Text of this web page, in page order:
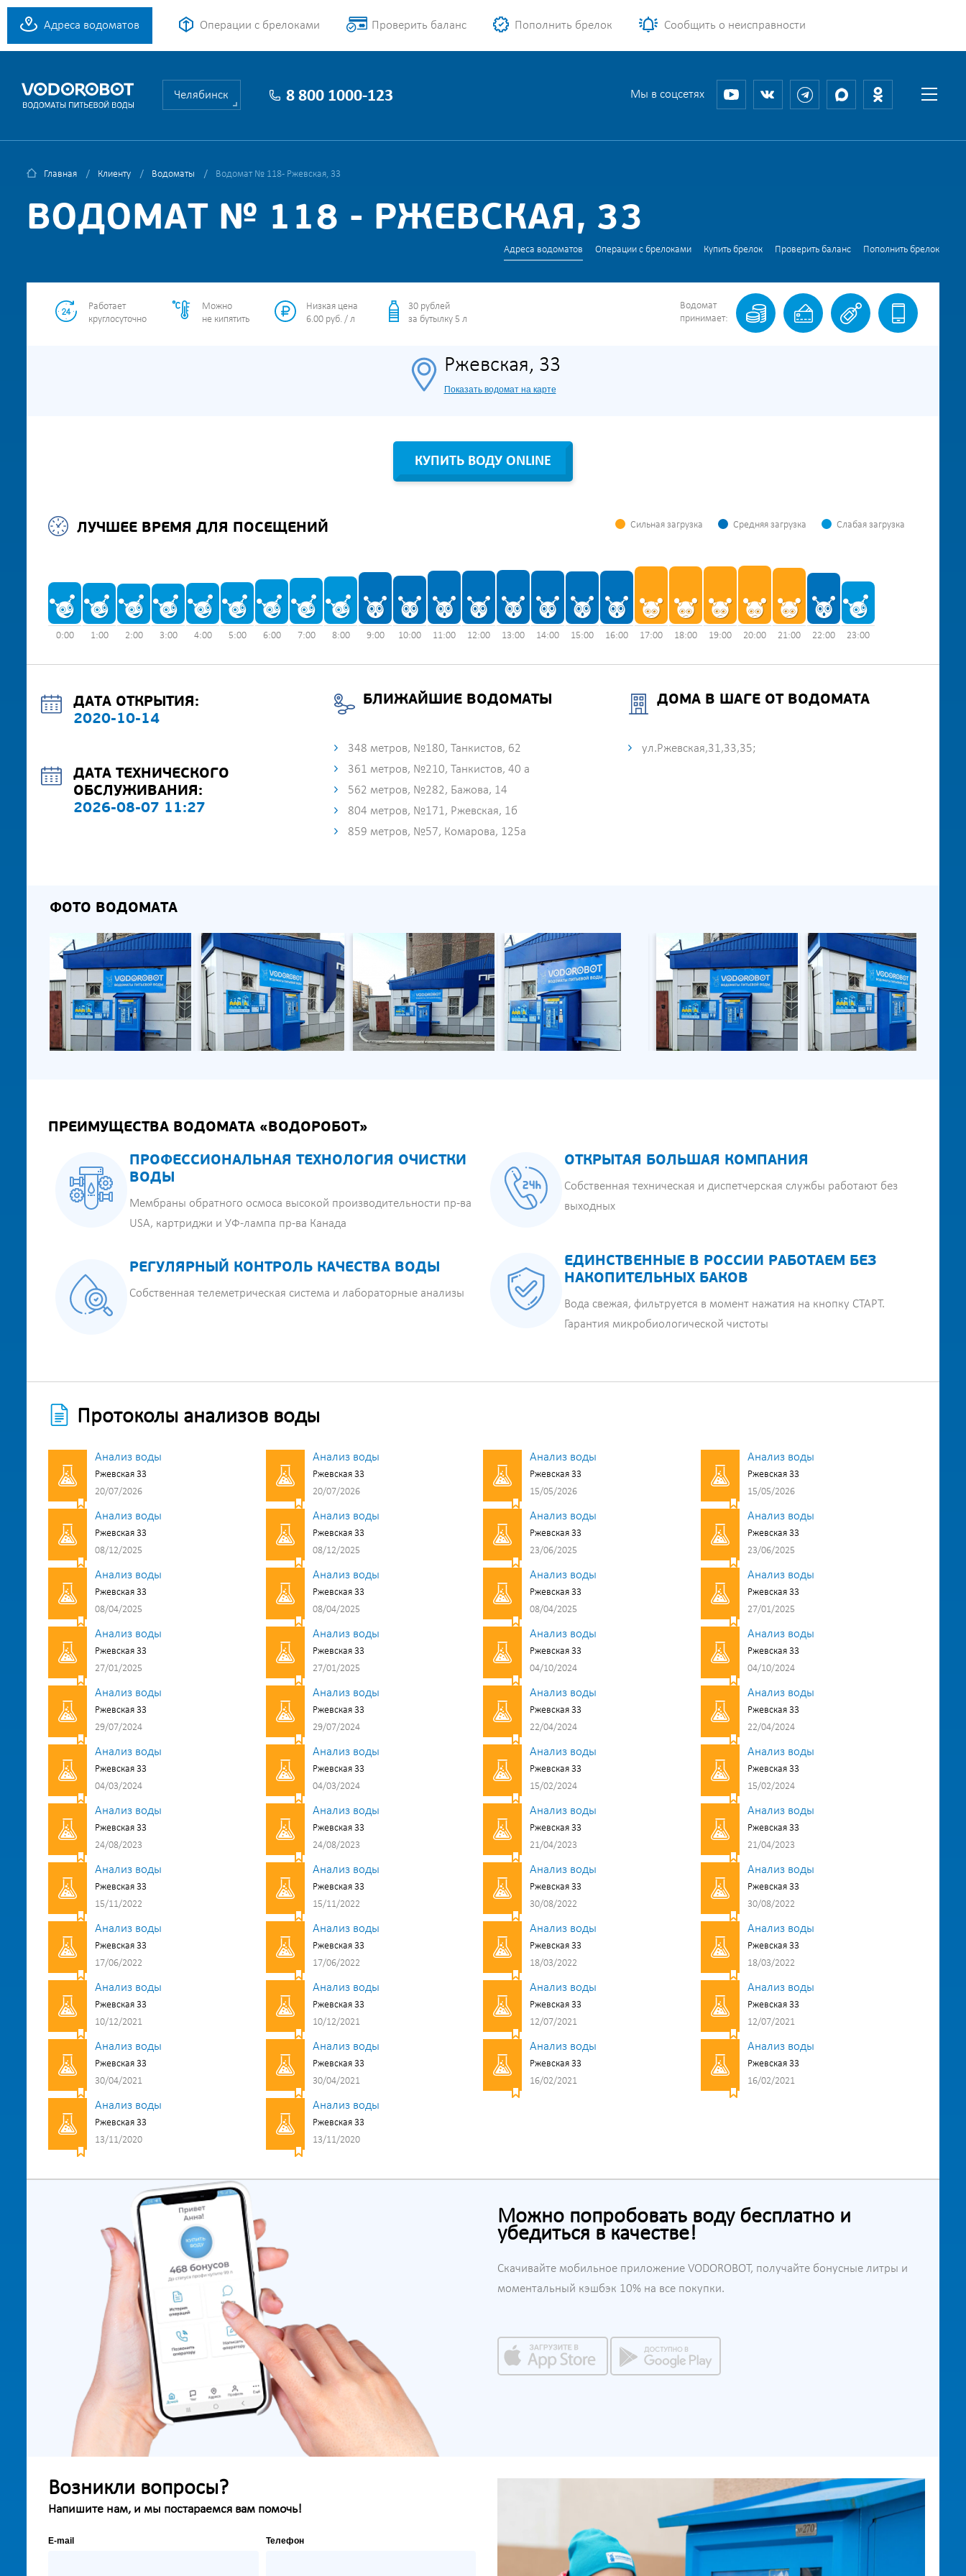
Адреса водоматов Операции с брелоками Проверить баланс Пополнить брелок Сообщить о неисправности
Челябинск 8 800 1000-123 Мы в соцсетях
Главная Клиенту Водоматы Водомат № 118 - Ржевская, 33
ВОДОМАТ № 118 - РЖЕВСКАЯ, 33
Адреса водоматов Операции с брелоками Купить брелок Проверить баланс Пополнить брелок
Работает
круглосуточно
Можно
не кипятить
Низкая цена
6.00 руб. / л
30 рублей
за бутылку 5 л
Водомат
принимает:
Ржевская, 33
Показать водомат на карте
КУПИТЬ ВОДУ ONLINE
ЛУЧШЕЕ ВРЕМЯ ДЛЯ ПОСЕЩЕНИЙ Сильная загрузка Средняя загрузка Слабая загрузка
0:00 1:00 2:00 3:00 4:00 5:00 6:00 7:00 8:00 9:00 10:00 11:00 12:00 13:00 14:00 15:00 16:00 17:00 18:00 19:00 20:00 21:00 22:00 23:00
ДАТА ОТКРЫТИЯ:
2020-10-14
ДАТА ТЕХНИЧЕСКОГО
ОБСЛУЖИВАНИЯ:
2026-08-07 11:27
БЛИЖАЙШИЕ ВОДОМАТЫ
348 метров, №180, Танкистов, 62
361 метров, №210, Танкистов, 40 а
562 метров, №282, Бажова, 14
804 метров, №171, Ржевская, 1б
859 метров, №57, Комарова, 125а
ДОМА В ШАГЕ ОТ ВОДОМАТА
ул.Ржевская,31,33,35;
ФОТО ВОДОМАТА
ПРЕИМУЩЕСТВА ВОДОМАТА «ВОДОРОБОТ»
ПРОФЕССИОНАЛЬНАЯ ТЕХНОЛОГИЯ ОЧИСТКИ
ВОДЫ
Мембраны обратного осмоса высокой производительности пр-ва
USA, картриджи и УФ-лампа пр-ва Канада
РЕГУЛЯРНЫЙ КОНТРОЛЬ КАЧЕСТВА ВОДЫ
Собственная телеметрическая система и лабораторные анализы
ОТКРЫТАЯ БОЛЬШАЯ КОМПАНИЯ
Собственная техническая и диспетчерская службы работают без
выходных
ЕДИНСТВЕННЫЕ В РОССИИ РАБОТАЕМ БЕЗ
НАКОПИТЕЛЬНЫХ БАКОВ
Вода свежая, фильтруется в момент нажатия на кнопку СТАРТ.
Гарантия микробиологической чистоты
Протоколы анализов воды
Анализ воды
Ржевская 33
20/07/2026
Анализ воды
Ржевская 33
20/07/2026
Анализ воды
Ржевская 33
15/05/2026
Анализ воды
Ржевская 33
15/05/2026
Анализ воды
Ржевская 33
08/12/2025
Анализ воды
Ржевская 33
08/12/2025
Анализ воды
Ржевская 33
23/06/2025
Анализ воды
Ржевская 33
23/06/2025
Анализ воды
Ржевская 33
08/04/2025
Анализ воды
Ржевская 33
08/04/2025
Анализ воды
Ржевская 33
08/04/2025
Анализ воды
Ржевская 33
27/01/2025
Анализ воды
Ржевская 33
27/01/2025
Анализ воды
Ржевская 33
27/01/2025
Анализ воды
Ржевская 33
04/10/2024
Анализ воды
Ржевская 33
04/10/2024
Анализ воды
Ржевская 33
29/07/2024
Анализ воды
Ржевская 33
29/07/2024
Анализ воды
Ржевская 33
22/04/2024
Анализ воды
Ржевская 33
22/04/2024
Анализ воды
Ржевская 33
04/03/2024
Анализ воды
Ржевская 33
04/03/2024
Анализ воды
Ржевская 33
15/02/2024
Анализ воды
Ржевская 33
15/02/2024
Анализ воды
Ржевская 33
24/08/2023
Анализ воды
Ржевская 33
24/08/2023
Анализ воды
Ржевская 33
21/04/2023
Анализ воды
Ржевская 33
21/04/2023
Анализ воды
Ржевская 33
15/11/2022
Анализ воды
Ржевская 33
15/11/2022
Анализ воды
Ржевская 33
30/08/2022
Анализ воды
Ржевская 33
30/08/2022
Анализ воды
Ржевская 33
17/06/2022
Анализ воды
Ржевская 33
17/06/2022
Анализ воды
Ржевская 33
18/03/2022
Анализ воды
Ржевская 33
18/03/2022
Анализ воды
Ржевская 33
10/12/2021
Анализ воды
Ржевская 33
10/12/2021
Анализ воды
Ржевская 33
12/07/2021
Анализ воды
Ржевская 33
12/07/2021
Анализ воды
Ржевская 33
30/04/2021
Анализ воды
Ржевская 33
30/04/2021
Анализ воды
Ржевская 33
16/02/2021
Анализ воды
Ржевская 33
16/02/2021
Анализ воды
Ржевская 33
13/11/2020
Анализ воды
Ржевская 33
13/11/2020
Можно попробовать воду бесплатно и
убедиться в качестве!
Скачивайте мобильное приложение VODOROBOT, получайте бонусные литры и
моментальный кэшбэк 10% на все покупки.
Возникли вопросы?
Напишите нам, и мы постараемся вам помочь!
E-mail Телефон